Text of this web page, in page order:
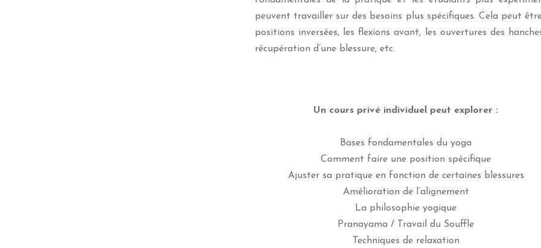
peuvent travailler sur des besoins plus spécifiques. Cela peut
positions inversées, les flexions avant, les ouvertures des
récupération d’une blessure, etc.
Un cours privé individuel peut explorer :
Bases fondamentales du yoga
Comment faire une position spécifique
Ajuster sa pratique en fonction de certaines blessures
Amélioration de l’alignement
La philosophie yogique
Pranayama / Travail du Souffle
Techniques de relaxation